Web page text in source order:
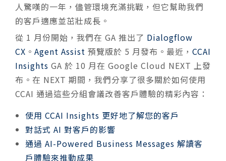
人驚嘆的一年，儘管環境充滿挑戰，但它幫助我們
的客戶適應並茁壯成長。
從 1 月份開始，我們在 GA 推出了 Dialogflow
CX 。 Agent Assist 預覽版於 5 月發布。最近， CCAI
Insights GA 於 10 月在 Google Cloud NEXT 上發
布。在 NEXT 期間，我們分享了很多關於如何使用
CCAI 通過這些分組會議改善客戶體驗的精彩內容：
使用 CCAI Insights 更好地了解您的客戶
對話式 AI 對客戶的影響
通過 AI-Powered Business Messages 解讀客
戶體驗來推動成果